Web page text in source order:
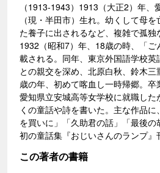
（1913-1943）1913（大正2）年、
（現・半田市）生れ。幼くして母
た養子に出されるなど、複雑で孤独
1932（昭和7）年、18歳の時、「
載される。同年、東京外国語学校
との親交を深め、北原白秋、鈴木
歳の年、初めて喀血し一時帰郷。
愛知県立安城高等女学校に就職し
くの童話や詩を書いた。主な作品
を買いに」「久助君の話」「最後の
初の童話集『おじいさんのランプ』
この著者の書籍